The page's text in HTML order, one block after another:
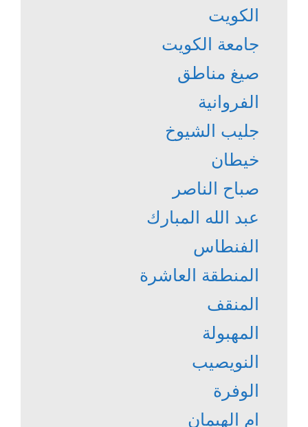
الكويت
جامعة الكويت
صيغ مناطق
الفروانية
جليب الشيوخ
خيطان
صباح الناصر
عبد الله المبارك
الفنطاس
المنطقة العاشرة
المنقف
المهبولة
النويصيب
الوفرة
ام الهيمان